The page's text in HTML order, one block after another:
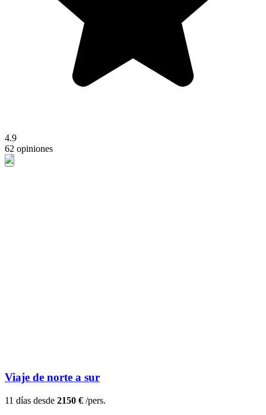
4.9
62 opiniones
Viaje de norte a sur
11 días desde 2150 € /pers.